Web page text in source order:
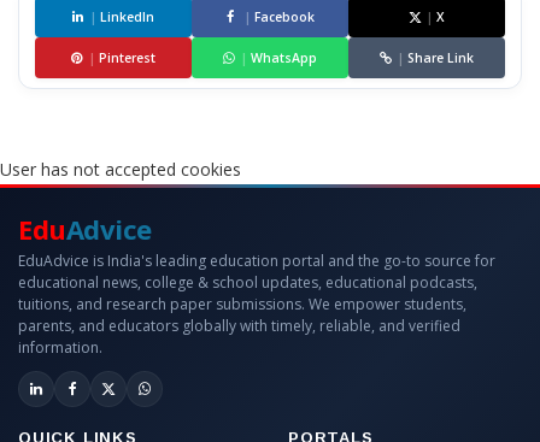
| LinkedIn | Facebook | X
| Pinterest | WhatsApp | Share Link
User has not accepted cookies
EduAdvice
EduAdvice is India's leading education portal and the go-to source for
educational news, college & school updates, educational podcasts,
tuitions, and research paper submissions. We empower students,
parents, and educators globally with timely, reliable, and verified
information.
QUICK LINKS PORTALS